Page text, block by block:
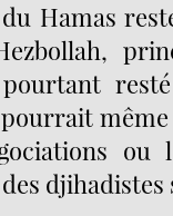
Hamas
ou